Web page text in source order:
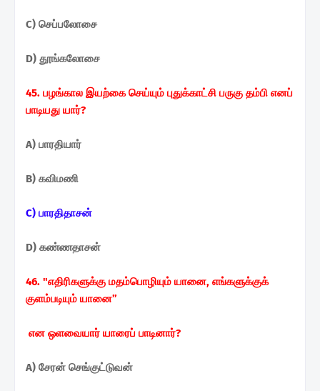
C) செப்பலோசை
D) தூங்கலோசை
45. பழங்கால இயற்கை செய்யும் புதுக்காட்சி பருகு தம்பி எனப்
பாடியது யார்?
A) பாரதியார்
B) கவிமணி
C) பாரதிதாசன்
D) கண்ணதாசன்
46. "எதிரிகளுக்கு மதம்பொழியும் யானை, எங்களுக்குக்
குளம்படியும் யானை”
என ஒளவையார் யாரைப் பாடினார்?
A) சேரன் செங்குட்டுவன்